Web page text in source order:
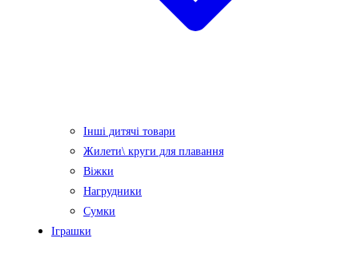
Інші дитячі товари
Жилети\ круги для плавання
Віжки
Нагрудники
Сумки
Іграшки